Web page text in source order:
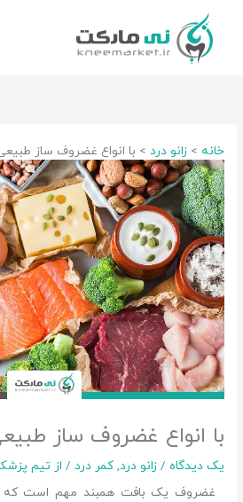
خانه زانو درد با انواع غضروف ساز
با انواع غضروف ساز
یک دیدگاه / زانو درد,کمر درد / از تیم
غضروف یک بافت همبند مهم است که